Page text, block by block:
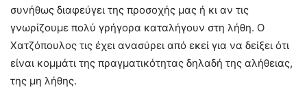
συνήθως διαφεύγει της προσοχής μας ή κι αν τις
γνωρίζουμε πολύ γρήγορα καταλήγουν στη λήθη. Ο
Χατζόπουλος τις έχει ανασύρει από εκεί για να δείξει ότι
είναι κομμάτι της πραγματικότητας δηλαδή της αλήθειας,
της μη λήθης.